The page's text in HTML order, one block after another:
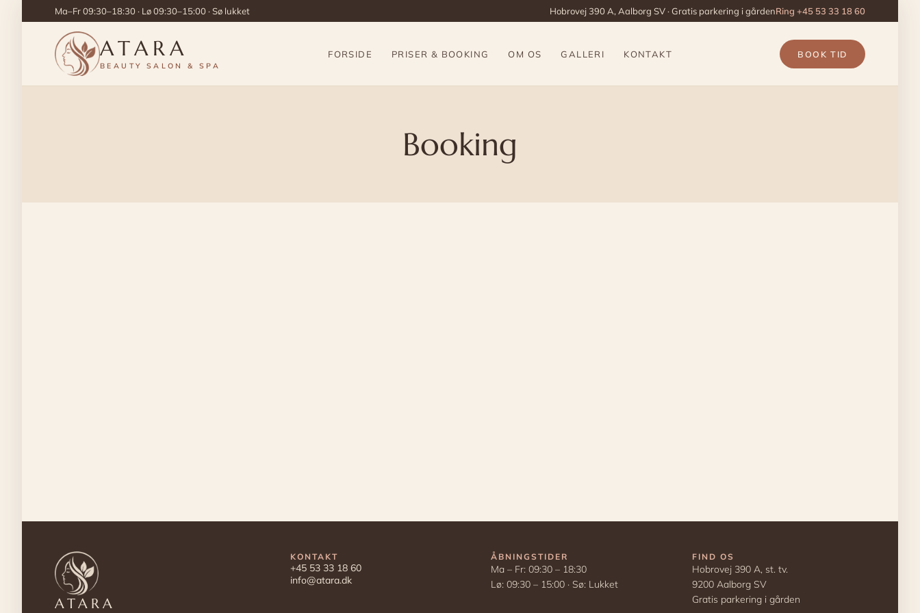
Ma–Fr 09:30–18:30 · Lø 09:30–15:00 · Sø lukket Hobrovej 390 A, Aalborg SV · Gratis parkering i gårdenRing +45 53 33 18 60
ATARA
BEAUTY SALON & SPA
FORSIDE PRISER & BOOKING OM OS GALLERI KONTAKT BOOK TID
Booking
ATARA
KONTAKT
+45 53 33 18 60
info@atara.dk
ÅBNINGSTIDER
Ma – Fr: 09:30 – 18:30
Lø: 09:30 – 15:00 · Sø: Lukket
FIND OS
Hobrovej 390 A, st. tv.
9200 Aalborg SV
Gratis parkering i gården